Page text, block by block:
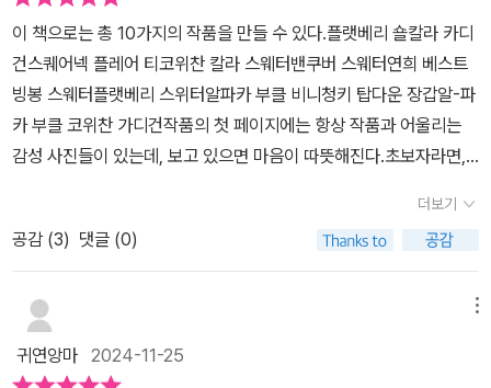
자꾸 사모으게 된다. 물론 보그니팅반 같은 거 하는 이유 도 있을 거
같긴 하다. 얼마나 온갖 기술들이 있을까. 오늘 저녁에 퇴근하면서 받
아서 에세이부분은 다 읽었다. 따라해보고 싶은데 난 장갑을 주로 뜨
니깐 김대리님 취향의 실보다 얇은 실들 위주로 가지고 있어서 아직
은 문어발 못한다. ㅋㅋ책 한권쯤은 김대리님께 싸인받고 싶으다. ㅋ
ㅋㅋ 나중에 북토크 하는 책 있음 좋겠다. 근데 이제 그 시간이 내가
이 책으로는 총 10가지의 작품을 만들 수 있다.​플랫베리 숄칼라 카디
건스퀘어넥 플레어 티코위찬 칼라 스웨터밴쿠버 스웨터연희 베스트
빙봉 스웨터플랫베리 스위터알파카 부클 비니청키 탑다운 장갑알-파
카 부클 코위찬 가디건작품의 첫 페이지에는 항상 작품과 어울리는
감성 사진들이 있는데, 보고 있으면 마음이 따뜻해진다.초보자라면,Q
게, 작품 만드는 방법을 초보자의 입장에서 아주 느리고 친절하게 설
명해주신다. ​숙련자라면,굳이 동영상을 보지 않아도 괜찮을 것 같
다. 글자나 그림 도안이 매우 상세하게 잘 적혀있다.​작품 설명이 끝나
고 다음 페이지에는 항상 김대리님의 에세이가 있다.​김대리님과 같은
뜨개인으로서, 공감되는 내용이 많았다.​알아두면 좋을 꿀팁들도 수록
되어 있다.초보자가 읽으면 좋을 팁들인 것 같다.​책에 사용된 뜨개 기
더보기
공감 (3) 댓글 (0)
귀연앙마 2024-11-25